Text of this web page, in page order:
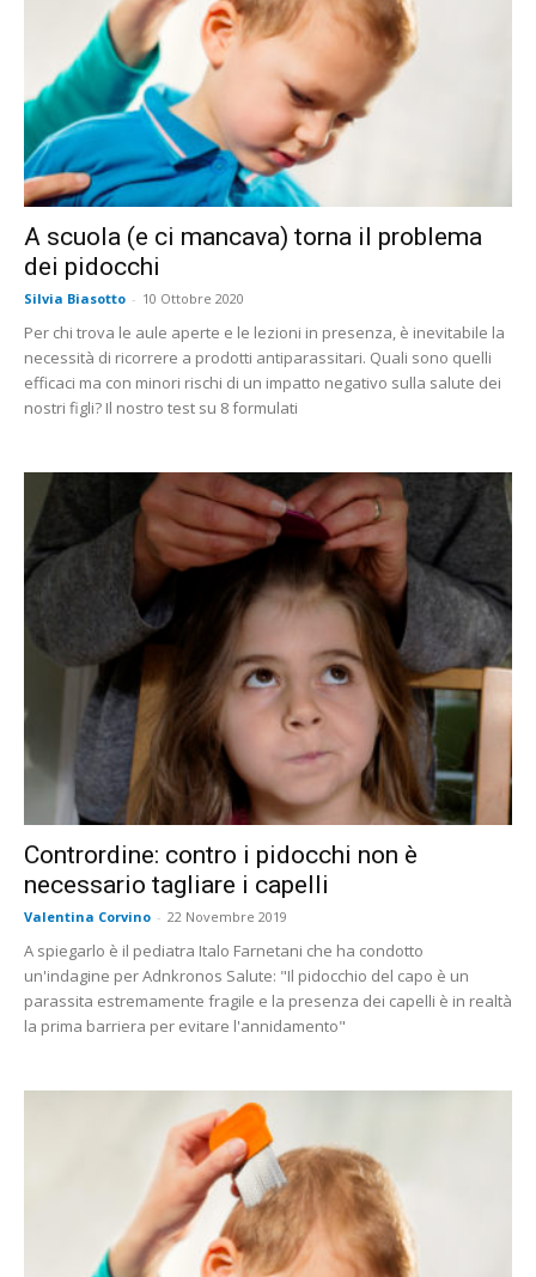
A scuola (e ci mancava) torna il problema
dei pidocchi
Silvia Biasotto - 10 Ottobre 2020
Per chi trova le aule aperte e le lezioni in presenza, è inevitabile la
necessità di ricorrere a prodotti antiparassitari. Quali sono quelli
efficaci ma con minori rischi di un impatto negativo sulla salute dei
nostri figli? Il nostro test su 8 formulati
Contrordine: contro i pidocchi non è
necessario tagliare i capelli
Valentina Corvino - 22 Novembre 2019
A spiegarlo è il pediatra Italo Farnetani che ha condotto
un'indagine per Adnkronos Salute: "Il pidocchio del capo è un
parassita estremamente fragile e la presenza dei capelli è in realtà
la prima barriera per evitare l'annidamento"